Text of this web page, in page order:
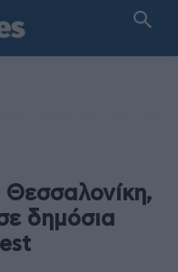
Θεσσαλονίκη,
δημόσια